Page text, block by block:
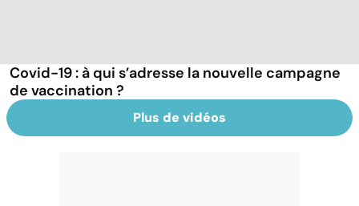
Covid-19 : à qui s’adresse la nouvelle campagne
de vaccination ?
Plus de vidéos